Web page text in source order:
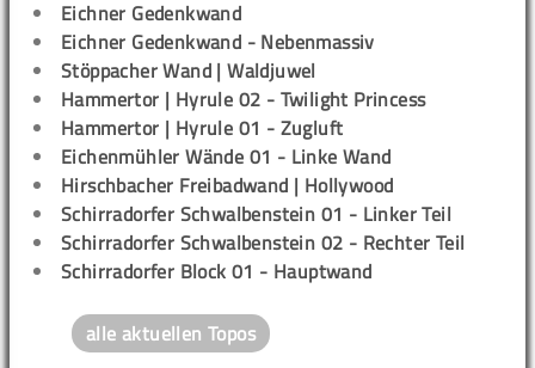
Eichner Gedenkwand
Eichner Gedenkwand - Nebenmassiv
Stöppacher Wand | Waldjuwel
Hammertor | Hyrule 02 - Twilight Princess
Hammertor | Hyrule 01 - Zugluft
Eichenmühler Wände 01 - Linke Wand
Hirschbacher Freibadwand | Hollywood
Schirradorfer Schwalbenstein 01 - Linker Teil
Schirradorfer Schwalbenstein 02 - Rechter Teil
Schirradorfer Block 01 - Hauptwand
alle aktuellen Topos